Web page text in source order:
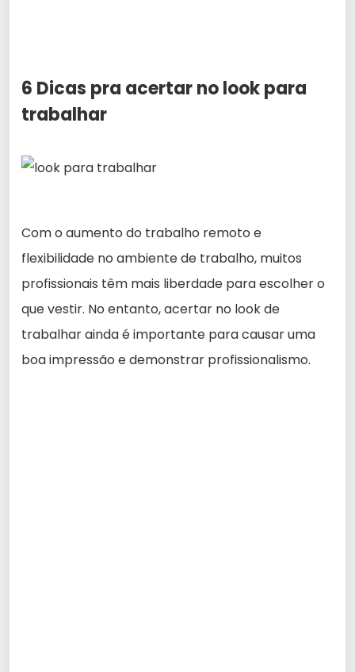
6 Dicas pra acertar no look para
trabalhar
Com o aumento do trabalho remoto e
flexibilidade no ambiente de trabalho, muitos
profissionais têm mais liberdade para escolher o
que vestir. No entanto, acertar no look de
trabalhar ainda é importante para causar uma
boa impressão e demonstrar profissionalismo.